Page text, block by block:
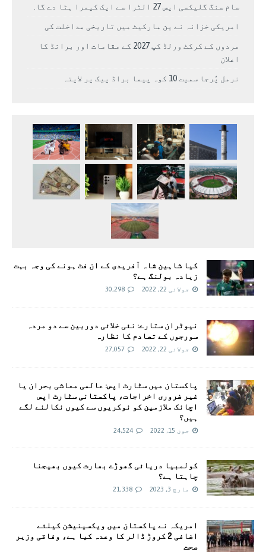
سام سنگ گلیکسی ایس 27 الٹرا سے ایک کیمرا ہٹا دے گا.
امریکی خزانہ نے ین مارکیٹ میں تاریخی مداخلت کی
مردوں کے کرکٹ ورلڈ کپ 2027 کے مقامات اور برانڈ کا
اعلان
نرمل پُرجا سمیت 10 کوہ پیما براڈ پیک پر لاپتہ
کیا شاہین شاہ آفریدی کے ان فٹ ہونے کی وجہ بہت
زیادہ بولنگ ہے؟
جولائی 22, 2022 30,298
نیوٹران ستارے: نئی خلائی دوربین سے دو مردہ
سورجوں کے تصادم کا نظارہ
جولائی 22, 2022 27,057
پاکستان میں سٹارٹ اپس: عالمی معاشی بحران یا
غیر ضروری اخراجات، پاکستانی سٹارٹ اپس
اچانک ملازمین کو نوکریوں سے کیوں نکالنے لگے
ہیں؟
جون 15, 2022 24,524
کولمبیا دریائی گھوڑے بھارت کیوں بھیجنا
چاہتا ہے؟
مارچ 3, 2023 21,338
امريکہ نے پاکستان میں ویکسینیشن کیلئے
اضافی 2 کروڑ ڈالر کا وعدہ کیا ہے، وفاقی وزیر
صحت